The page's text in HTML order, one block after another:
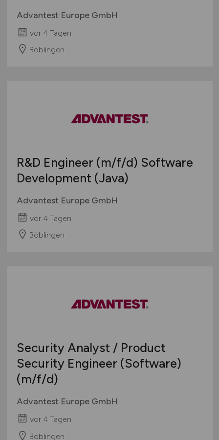
Advantest Europe GmbH
vor 4 Tagen
Böblingen
R&D Engineer (m/f/d) Software
Development (Java)
Advantest Europe GmbH
vor 4 Tagen
Böblingen
Security Analyst / Product
Security Engineer (Software)
(m/f/d)
Advantest Europe GmbH
vor 4 Tagen
Böblingen